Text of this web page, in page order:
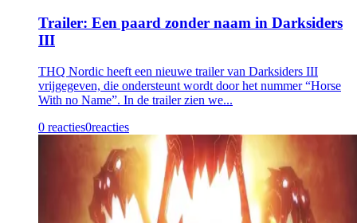
Trailer: Een paard zonder naam in Darksiders
III
THQ Nordic heeft een nieuwe trailer van Darksiders III
vrijgegeven, die ondersteunt wordt door het nummer “Horse
With no Name”. In de trailer zien we...
0 reacties0reacties